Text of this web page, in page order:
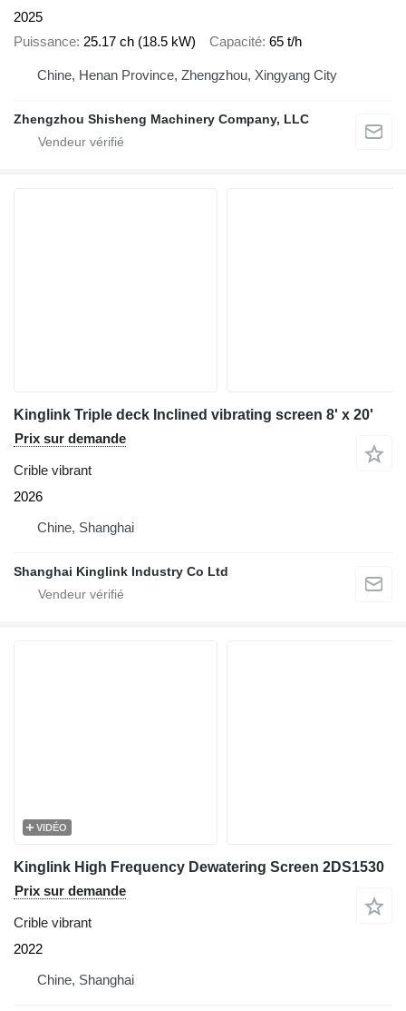
2025
Puissance 25.17 ch (18.5 kW) Capacité 65 t/h
Chine, Henan Province, Zhengzhou, Xingyang City
Zhengzhou Shisheng Machinery Company, LLC
Kinglink Triple deck Inclined vibrating screen 8' x 20'
Prix sur demande
Crible vibrant
2026
Chine, Shanghai
Shanghai Kinglink Industry Co Ltd
VIDÉO
Kinglink High Frequency Dewatering Screen 2DS1530
Prix sur demande
Crible vibrant
2022
Chine, Shanghai